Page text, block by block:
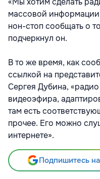
массовой
нон-стоп сообщать о
подчеркнул он.
В то же время, как
ссылкой на
Сергея Дубина, «радио
видеоэфира,
там есть
прочее. Его можно
интернете».
Подпишитесь